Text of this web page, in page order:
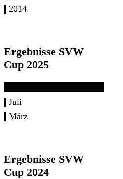
2014
Ergebnisse SVW
Cup 2025
Juli
März
Ergebnisse SVW
Cup 2024